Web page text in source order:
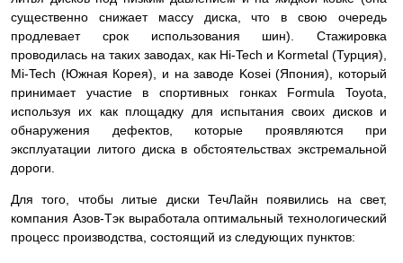
существенно снижает массу диска, что в свою очередь
продлевает срок использования шин). Стажировка
проводилась на таких заводах, как Hi-Tech и Kormetal (Турция),
Mi-Tech (Южная Корея), и на заводе Kosei (Япония), который
принимает участие в спортивных гонках Formula Toyota,
используя их как площадку для испытания своих дисков и
обнаружения дефектов, которые проявляются при
эксплуатации литого диска в обстоятельствах экстремальной
дороги.
Для того, чтобы литые диски ТечЛайн появились на свет,
компания Азов-Тэк выработала оптимальный технологический
процесс производства, состоящий из следующих пунктов: